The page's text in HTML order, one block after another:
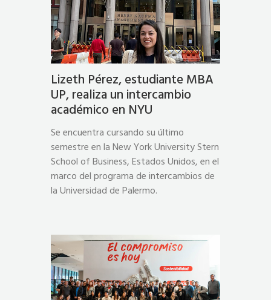
Lizeth Pérez, estudiante MBA
UP, realiza un intercambio
académico en NYU
Se encuentra cursando su último
semestre en la New York University Stern
School of Business, Estados Unidos, en el
marco del programa de intercambios de
la Universidad de Palermo.